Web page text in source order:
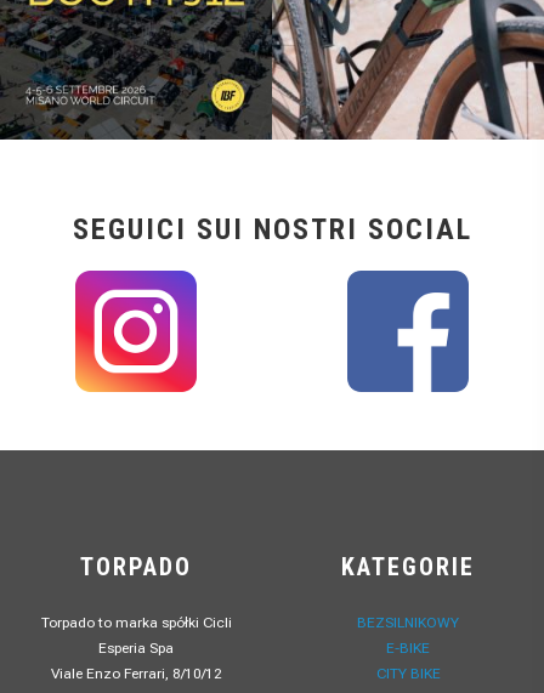
SEGUICI SUI NOSTRI SOCIAL
TORPADO
Torpado to marka spółki Cicli
Esperia Spa
Viale Enzo Ferrari, 8/10/12
KATEGORIE
BEZSILNIKOWY
E-BIKE
CITY BIKE